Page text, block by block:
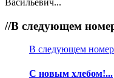
//В следующем
В следующем
С новым хлебом!...